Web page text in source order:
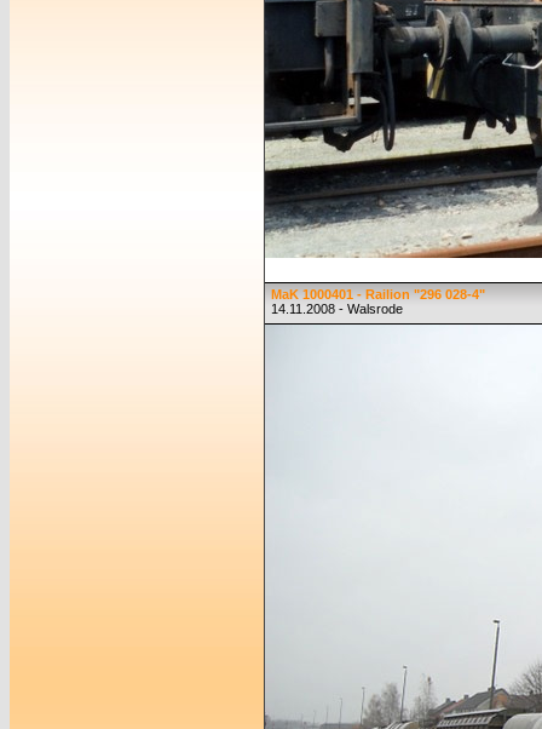
MaK 1000401 - Railion "296 028-4"
14.11.2008 - Walsrode